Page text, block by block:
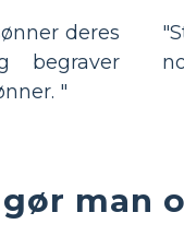
deres
begraver
"
gør man